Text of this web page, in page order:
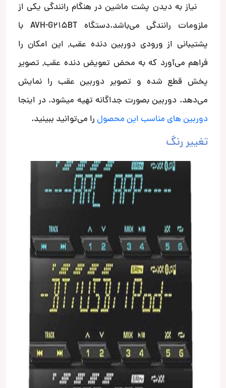
نیاز به دیدن پشت ماشین در هنگام رانندگی یکی از
ملزومات رانندگی می‌باشد.دستگاه AVH-G215BT با
پشتیبانی از ورودی دوربین دنده عقب, این امکان را
فراهم می‌آورد که به محض تعویض دنده عقب, تصویر
پخش قطع شده و تصویر دوربین عقب را نمایش
می‌دهد. دوربین بصورت جداگانه تهیه میشود. در اینجا
دوربین های مناسب این محصولرا می‌توانید ببینید.
تغییر رنگ